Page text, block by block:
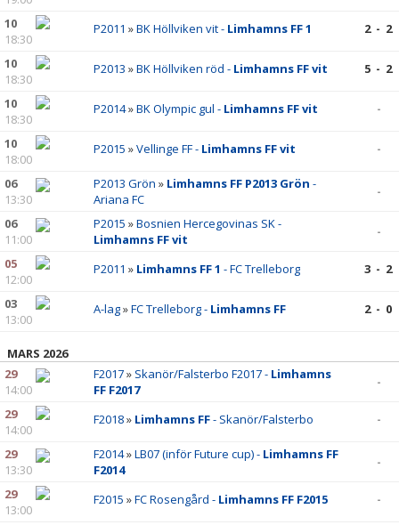
10
18:30
P2011 »BK Höllviken vit - Limhamns FF 1 2 - 2
10
18:30
P2013 »BK Höllviken röd - Limhamns FF vit 5 - 2
10
18:30
P2014»BK Olympic gul - Limhamns FF vit -
10
18:00
P2015 »Vellinge FF - Limhamns FF vit -
06
13:30
P2013 Grön » Limhamns FF P2013 Grön -
Ariana FC
-
06
11:00
P2015 »Bosnien Hercegovinas SK -
Limhamns FF vit
-
05
12:00
P2011 » Limhamns FF 1 - FC Trelleborg 3 - 2
03
13:00
A-lag»FC Trelleborg - Limhamns FF 2 - 0
MARS 2026
29
14:00
F2017» Skanör/Falsterbo F2017 - Limhamns
FF F2017
-
29
14:00
F2018» Limhamns FF- Skanör/Falsterbo -
29
13:30
F2014»LB07 (inför Future cup) - Limhamns FF
F2014
-
29
13:00
F2015 »FC Rosengård - Limhamns FF F2015 -